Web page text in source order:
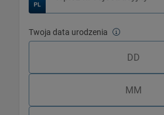
Twoja data urodzenia